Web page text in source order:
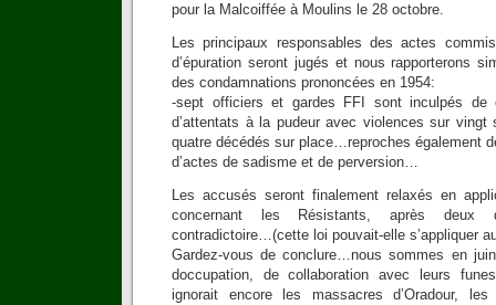
pour la Malcoiffée à Moulins le 28 octobre.
Les principaux responsables des actes
d’épuration seront jugés et nous rapporterons
des condamnations prononcées en 1954:
-sept officiers et gardes FFI sont inculpés de
d’attentats à la pudeur avec violences sur vingt
quatre décédés sur place…reproches également
d’actes de sadisme et de perversion…
Les accusés seront finalement relaxés en
concernant les Résistants, après deux
contradictoire…(cette loi pouvait-elle s’appliquer
Gardez-vous de conclure…nous sommes en
doccupation, de collaboration avec leurs
ignorait encore les massacres d’Oradour,